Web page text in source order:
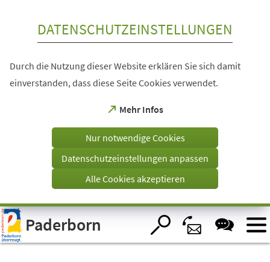
Visuelle
Assistenzsoftware
öffnen.
DATENSCHUTZEINSTELLUNGEN
Durch die Nutzung dieser Website erklären Sie sich damit
einverstanden, dass diese Seite Cookies verwendet.
Mehr Infos
(Öffnet
einem
Tab)
Nur notwendige Cookies
Datenschutzeinstellungen anpassen
Alle Cookies akzeptieren
Paderborn